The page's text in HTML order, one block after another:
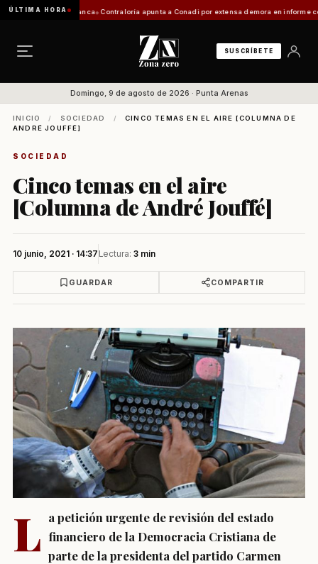
ÚLTIMA HORA
de Zona Franca Contraloría apunta a Conadi por extensa demora en informe costero
SUSCRÍBETE
Domingo, 9 de agosto de 2026 · Punta Arenas
INICIO / SOCIEDAD /
CINCO TEMAS EN EL AIRE [COLUMNA DE
ANDRÉ JOUFFÉ]
SOCIEDAD
Cinco temas en el aire
[Columna de André Jouffé]
10 junio, 2021 · 14:37 Lectura: 3 min
GUARDAR COMPARTIR
L a petición urgente de revisión del estado
financiero de la Democracia Cristiana de
parte de la presidenta del partido Carmen